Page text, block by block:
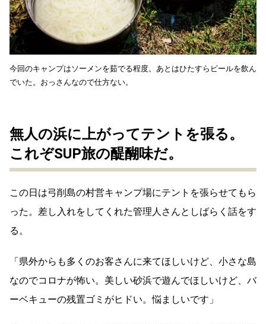
今回のキャンプはソーメンを茹でる程度。あとはひたすらビールを飲ん
でいた。おっさんなので仕方ない。
無人の浜に上がってテントを張る。
これぞSUP旅の醍醐味だ。
この日は弓削島の村営キャンプ場にテントを張らせてもら
った。差し入れをしてくれた管理人さんとしばらく話をす
る。
「県外からも多くのお客さんに来てほしいけど、小さな島
なのでコロナが怖い。美しい砂浜で遊んでほしいけど、バ
ーベキューの残置ゴミがヒドい。悩ましいです」